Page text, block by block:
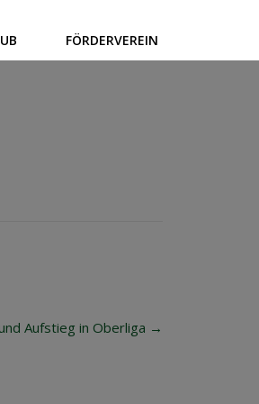
FÖRDERVEREIN
Aufstieg in Oberliga →